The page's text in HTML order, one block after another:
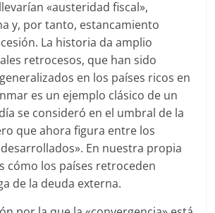
«austeridad fiscal»,
y, por tanto, estancamiento
La historia da amplio
retrocesos, que han sido
en los países ricos en
es un ejemplo clásico de un
se consideró en el umbral de la
que ahora figura entre los
En nuestra propia
cómo los países retroceden
de la deuda externa.